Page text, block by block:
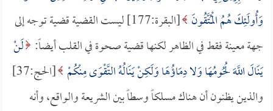
وَأُولَئِكَ هُمُ الْمُتَّقُونَ
[البقرة:177] ليست القضية قضية توجه إلى
جهة معينة فقط في الظاهر لكنها قضية صحوة في القلب أيضاً: لَنْ
يَنَالَ اللَّهَ لُحُومُهَا وَلا دِمَاؤُهَا وَلَكِنْ يَنَالُهُ التَّقْوَى مِنْكُمْ
[الحج:37]
والذين يظنون أن هناك مسلكاً وسطاً بين الشريعة والواقع، وأنه